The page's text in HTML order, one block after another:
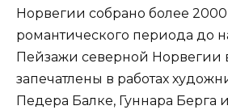
Норвегии собрано более 2000
романтического периода до
Пейзажи северной Норвегии
запечатлены в работах
Педера Балке, Гуннара Берга